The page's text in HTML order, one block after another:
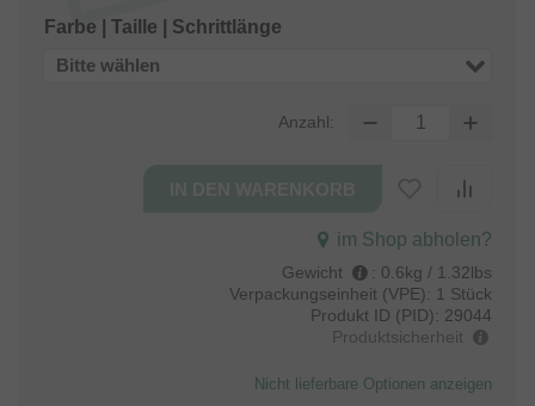
Farbe | Taille | Schrittlänge
Bitte wählen
Anzahl:
im Shop abholen?
Gewicht : 0.6kg / 1.32lbs
Verpackungseinheit (VPE): 1 Stück
Produkt ID (PID): 29044
Produktsicherheit
Nicht lieferbare Optionen anzeigen